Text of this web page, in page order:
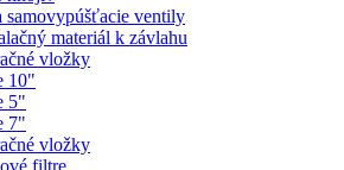
samovypúšťacie ventily
materiál k závlahu
vložky
10"
5"
7"
vložky
filtre